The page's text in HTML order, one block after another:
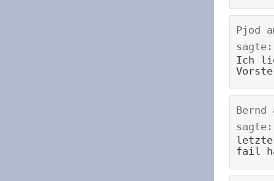
Pjod
sagte:
Ich
Bernd
sagte:
fail